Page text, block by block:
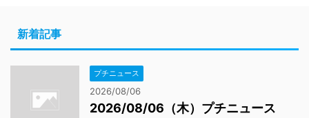
新着記事
プチニュース
2026/08/06
2026/08/06（木）プチニュース